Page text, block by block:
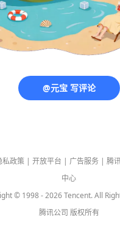
@元宝 写评论
私政策 | 开放平台 | 广告服务 | 腾
中心
© 1998 -2026Tencent. All
腾讯公司 版权所有